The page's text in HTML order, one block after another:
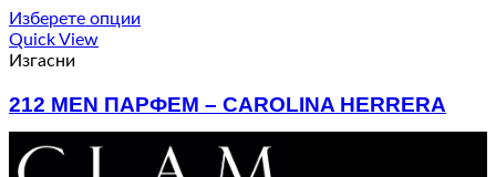
Изберете опции
Quick View
Изгасни
212 MEN ПАРФЕМ – CAROLINA HERRERA
3.880ден – ден
Price
range: